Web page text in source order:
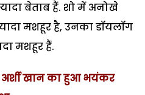
बेताब हैं. शो में अनोखे
मशहूर है, उनका डॉयलॉग
मशहूर हैं.
अर्शी खान का हुआ भयंकर